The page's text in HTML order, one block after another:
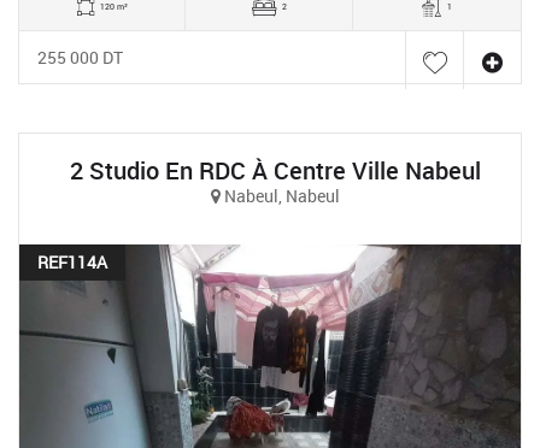
120 m² 2 1
255 000 DT
2 Studio En RDC À Centre Ville Nabeul
Nabeul, Nabeul
REF114A